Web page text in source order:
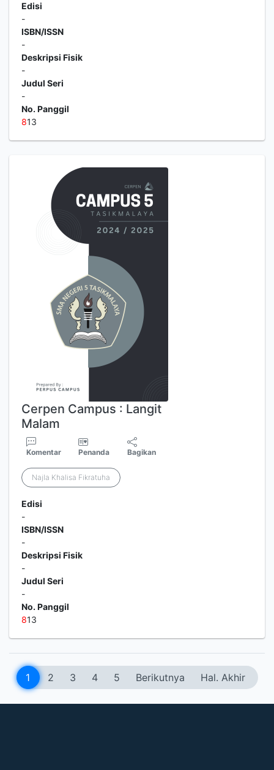
Edisi
-
ISBN/ISSN
-
Deskripsi Fisik
-
Judul Seri
-
No. Panggil
813
Cerpen Campus : Langit
Malam
Komentar Penanda Bagikan
Najla Khalisa Fikratuha
Edisi
-
ISBN/ISSN
-
Deskripsi Fisik
-
Judul Seri
-
No. Panggil
813
1 2 3 4 5 Berikutnya Hal. Akhir